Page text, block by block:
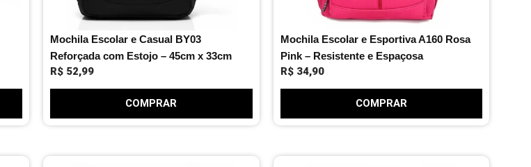
Mochila Escolar e Casual BY03
Reforçada com Estojo – 45cm x 33cm
R$ 52,99
COMPRAR
Mochila Escolar e Esportiva A160 Rosa
Pink – Resistente e Espaçosa
R$34,90
COMPRAR